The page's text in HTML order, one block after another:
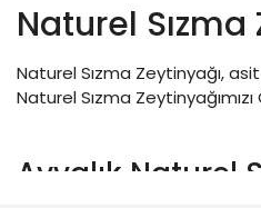
Naturel Sızma
Naturel Sızma Zeytinyağı,
Naturel Sızma
Ayvalık Naturel